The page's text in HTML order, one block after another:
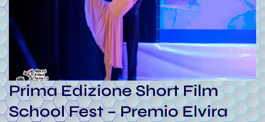
Prima Edizione Short Film
School Fest – Premio Elvira